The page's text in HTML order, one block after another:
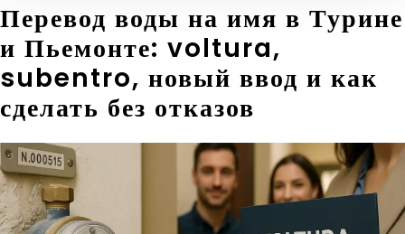
Перевод воды на имя в Турине
и Пьемонте: voltura,
subentro, новый ввод и как
сделать без отказов